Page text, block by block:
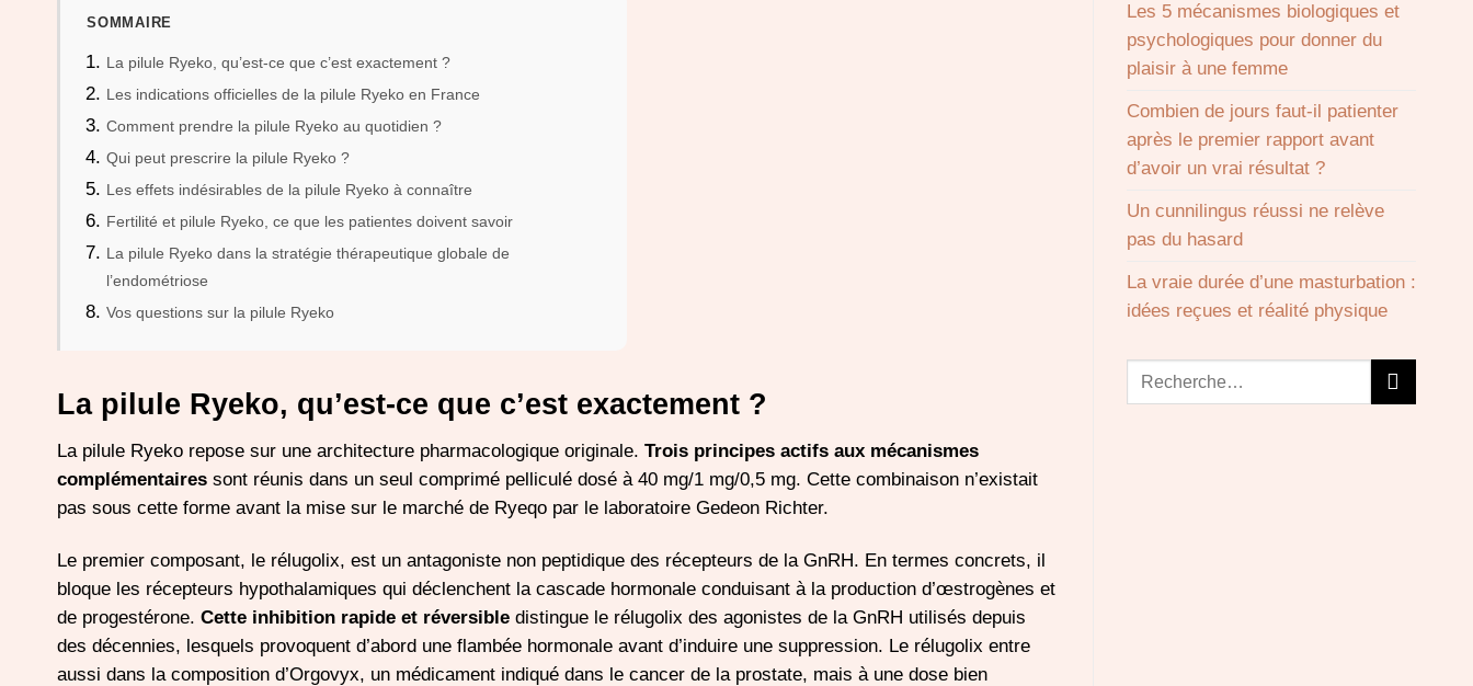
SOMMAIRE
La pilule Ryeko, qu’est-ce que c’est exactement ?
Les indications officielles de la pilule Ryeko en France
Comment prendre la pilule Ryeko au quotidien ?
Qui peut prescrire la pilule Ryeko ?
Les effets indésirables de la pilule Ryeko à connaître
Fertilité et pilule Ryeko, ce que les patientes doivent savoir
La pilule Ryeko dans la stratégie thérapeutique globale de
l’endométriose
Vos questions sur la pilule Ryeko
La pilule Ryeko, qu’est-ce que c’est exactement ?
La pilule Ryeko repose sur une architecture pharmacologique originale. Trois principes actifs aux mécanismes
complémentaires sont réunis dans un seul comprimé pelliculé dosé à 40 mg/1 mg/0,5 mg. Cette combinaison n’existait
pas sous cette forme avant la mise sur le marché de Ryeqo par le laboratoire Gedeon Richter.
Le premier composant, le rélugolix, est un antagoniste non peptidique des récepteurs de la GnRH. En termes concrets, il
bloque les récepteurs hypothalamiques qui déclenchent la cascade hormonale conduisant à la production d’œstrogènes et
de progestérone. Cette inhibition rapide et réversible distingue le rélugolix des agonistes de la GnRH utilisés depuis
des décennies, lesquels provoquent d’abord une flambée hormonale avant d’induire une suppression. Le rélugolix entre
aussi dans la composition d’Orgovyx, un médicament indiqué dans le cancer de la prostate, mais à une dose bien
Les 5 mécanismes biologiques et
psychologiques pour donner du
plaisir à une femme
Combien de jours faut-il patienter
après le premier rapport avant
d’avoir un vrai résultat ?
Un cunnilingus réussi ne relève
pas du hasard
La vraie durée d’une masturbation :
idées reçues et réalité physique